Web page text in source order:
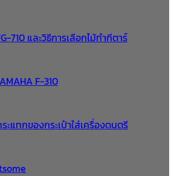
710 และวิธีการเลือกไม้ทำกีตาร์
F-310
ะแทกของกระเป๋าใส่เครื่องดนตรี